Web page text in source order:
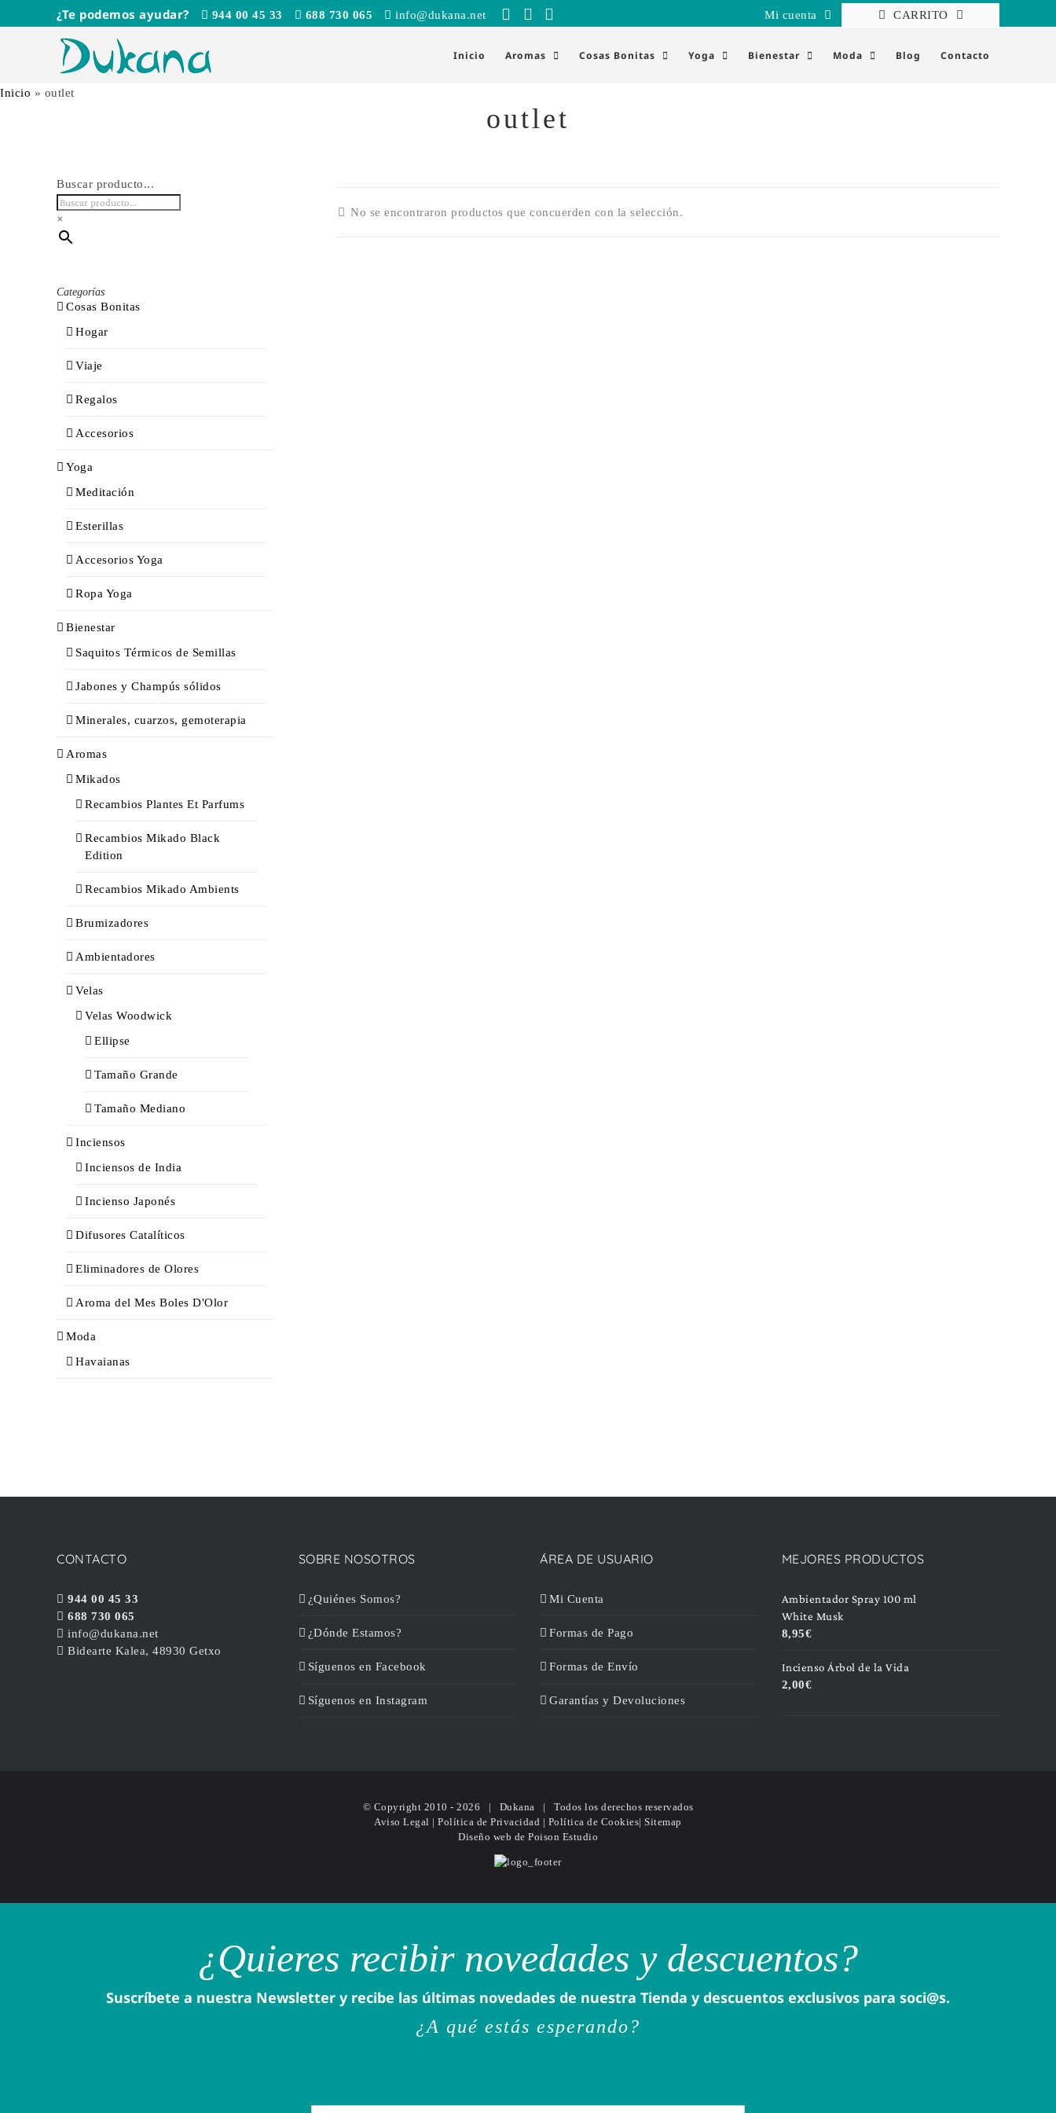
al
¿Te podemos ayudar? 944 00 45 33 688 730 065 info@dukana.net Mi cuenta CARRITO
Inicio Aromas Cosas Bonitas Yoga Bienestar Moda Blog Contacto
Inicio » outlet
outlet
No se encontraron productos que concuerden con la selección.
Buscar producto...
×
Categorías
Cosas Bonitas
Hogar
Viaje
Regalos
Accesorios
Yoga
Meditación
Esterillas
Accesorios Yoga
Ropa Yoga
Bienestar
Saquitos Térmicos de Semillas
Jabones y Champús sólidos
Minerales, cuarzos, gemoterapia
Aromas
Mikados
Recambios Plantes Et Parfums
Recambios Mikado Black
Edition
Recambios Mikado Ambients
Brumizadores
Ambientadores
Velas
Velas Woodwick
Ellipse
Tamaño Grande
Tamaño Mediano
Inciensos
Inciensos de India
Incienso Japonés
Difusores Catalíticos
Eliminadores de Olores
Aroma del Mes Boles D'Olor
Moda
Havaianas
CONTACTO
944 00 45 33
688 730 065
info@dukana.net
Bidearte Kalea, 48930 Getxo
SOBRE NOSOTROS
¿Quiénes Somos?
¿Dónde Estamos?
Síguenos en Facebook
Síguenos en Instagram
ÁREA DE USUARIO
Mi Cuenta
Formas de Pago
Formas de Envío
Garantías y Devoluciones
MEJORES PRODUCTOS
Ambientador Spray 100 ml
White Musk
8,95€
Incienso Árbol de la Vida
2,00€
© Copyright 2010 - 2026 | Dukana | Todos los derechos reservados
Aviso Legal |Política de Privacidad | Política de Cookies|Sitemap
Diseño web de Poison Estudio
¿Quieres recibir novedades y descuentos?
Suscríbete a nuestra Newsletter y recibe las últimas novedades de nuestra Tienda y descuentos exclusivos para soci@s.
¿A qué estás esperando?